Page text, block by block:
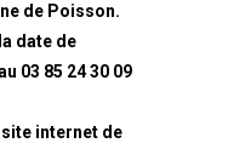
de Poisson.
date de
03 85 24 30 09
internet de